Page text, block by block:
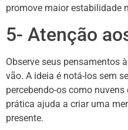
promove maior estabilidade
5- Atenção
Observe seus pensamentos
vão. A ideia é notá-los sem
percebendo-os como
prática ajuda a criar uma
presente.